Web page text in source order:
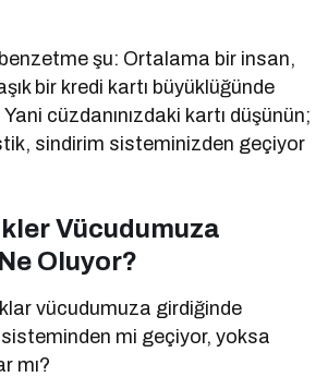
benzetme şu: Ortalama bir insan,
bir kredi kartı büyüklüğünde
cüzdanınızdaki kartı düşünün;
sindirim sisteminizden geçiyor
Vücudumuza
Oluyor?
vücudumuza girdiğinde
mi geçiyor, yoksa
mı?